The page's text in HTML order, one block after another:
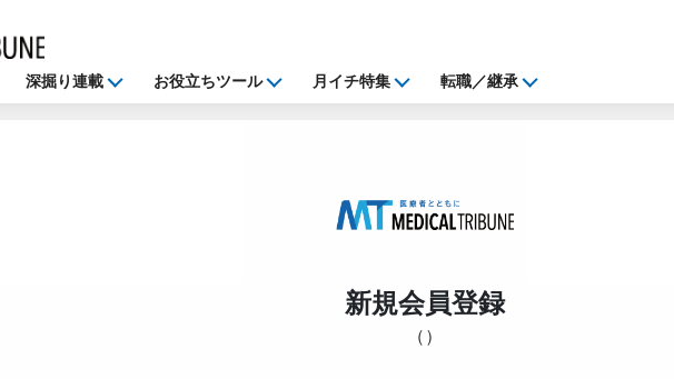
深掘り連載 お役立ちツール 月イチ特集 転職／継承
新規会員登録
（ ）